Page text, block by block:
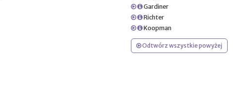
Gardiner
Richter
Koopman
Odtwórz wszystkie powyżej